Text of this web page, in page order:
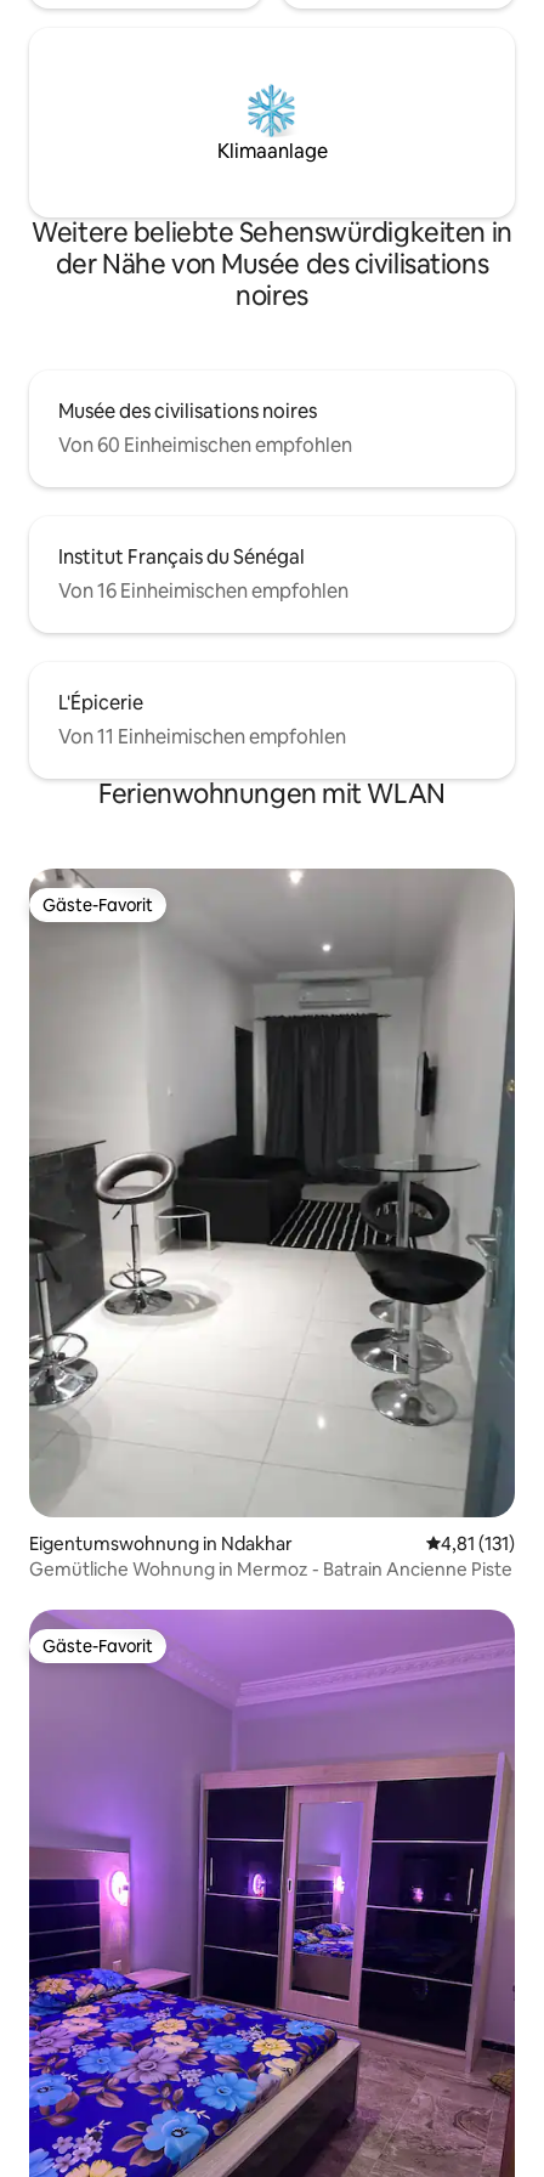
Klimaanlage
Weitere beliebte Sehenswürdigkeiten in
der Nähe von Musée des civilisations
noires
Musée des civilisations noires
Von 60 Einheimischen empfohlen
Institut Français du Sénégal
Von 16 Einheimischen empfohlen
L'Épicerie
Von 11 Einheimischen empfohlen
Ferienwohnungen mit WLAN
Gäste-Favorit
Gäste-Favorit
Eigentumswohnung in Ndakhar
4,81 (131)
Gemütliche Wohnung in Mermoz - Batrain Ancienne Piste
Gäste-Favorit
Gäste-Favorit